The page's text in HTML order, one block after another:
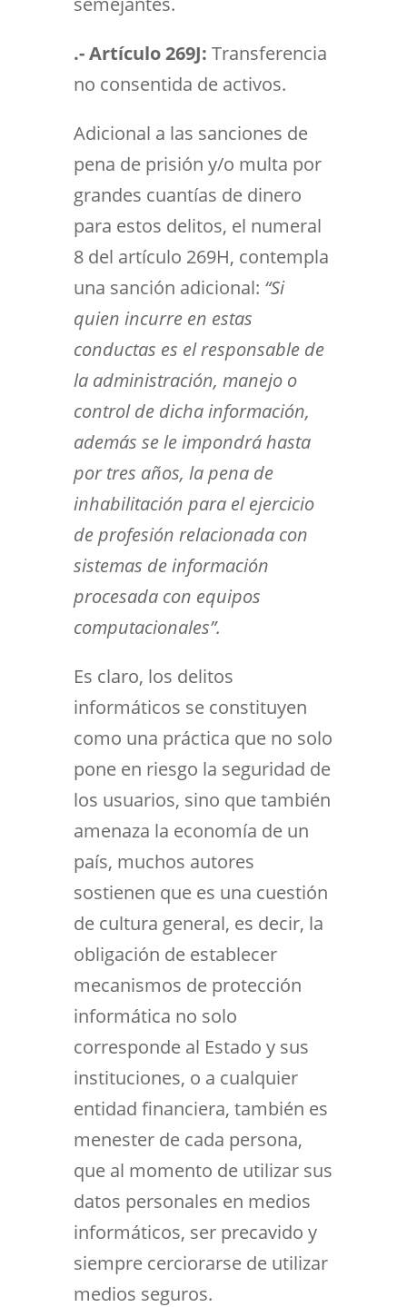
.- Artículo 269J: Transferencia
no consentida de activos.
Adicional a las sanciones de
pena de prisión y/o multa por
grandes cuantías de dinero
para estos delitos, el numeral
8 del artículo 269H, contempla
una sanción adicional: “Si
quien incurre en estas
conductas es el responsable de
la administración, manejo o
control de dicha información,
además se le impondrá hasta
por tres años, la pena de
inhabilitación para el ejercicio
de profesión relacionada con
sistemas de información
procesada con equipos
computacionales”.
Es claro, los delitos
informáticos se constituyen
como una práctica que no solo
pone en riesgo la seguridad de
los usuarios, sino que también
amenaza la economía de un
país, muchos autores
sostienen que es una cuestión
de cultura general, es decir, la
obligación de establecer
mecanismos de protección
informática no solo
corresponde al Estado y sus
instituciones, o a cualquier
entidad financiera, también es
menester de cada persona,
que al momento de utilizar sus
datos personales en medios
informáticos, ser precavido y
siempre cerciorarse de utilizar
medios seguros.